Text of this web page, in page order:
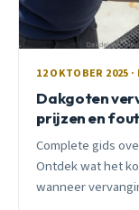
12 OKTOBER 2025
Dakgoten
prijzen en
Complete gids
Ontdek wat het
wanneer